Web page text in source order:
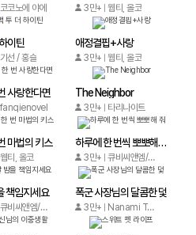
코코노에 야에 3만+ 웹티, 올코
이틴
기선 / 홍슬
애정결핍+사랑
3만+ 웹티, 올코
사랑한다면
fanqienovel
The Neighbor
3만+ 타리나이트
마법의 키스
웹티, 올코
하루에 한 번씩 뽀뽀해 줘
3만+ 큐비씨앤엠/iQIYI comics
책임지세요
큐비씨앤엠/Guangzhou Anyue
폭군 사장님의 달콤한 덫
3만+ Nanami Tuzuki, aberage, FRAN